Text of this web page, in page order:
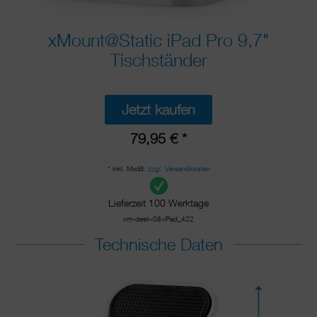
xMount@Static iPad Pro 9,7"
Tischständer
Jetzt kaufen
79,95 € *
* inkl. MwSt. zzgl. Versandkosten
Lieferzeit 100 Werktage
xm-desk-08-iPad_422
Technische Daten